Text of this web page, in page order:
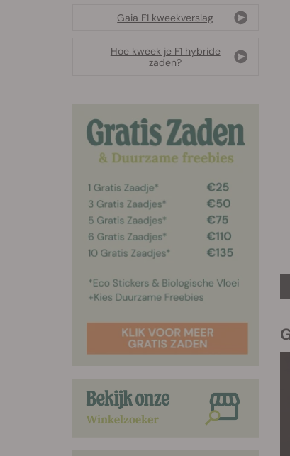
Gaia F1 kweekverslag
Hoe kweek je F1 hybride
zaden?